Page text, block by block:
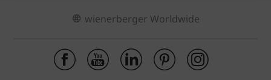
wienerberger Worldwide